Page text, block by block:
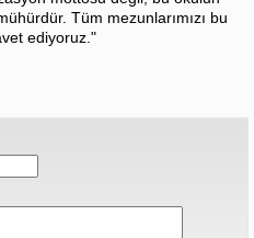
Tüm mezunlarımızı bu
ediyoruz."